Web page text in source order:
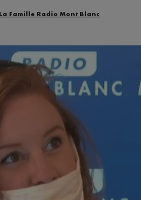
La Famille Radio Mont Blanc